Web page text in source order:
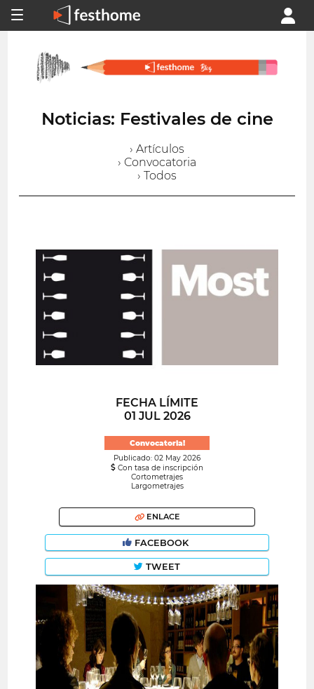
Noticias: Festivales de cine
› Artículos
› Convocatoria
› Todos
FECHA LÍMITE
01 JUL 2026
Convocatoria!
Publicado: 02 May 2026
Con tasa de inscripción
Cortometrajes
Largometrajes
ENLACE
FACEBOOK
TWEET